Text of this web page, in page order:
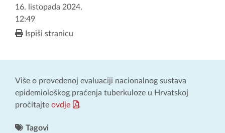
16. listopada 2024.
12:49
Ispiši stranicu
Više o provedenoj evaluaciji nacionalnog sustava
epidemiološkog praćenja tuberkuloze u Hrvatskoj
pročitajte ovdje .
Tagovi